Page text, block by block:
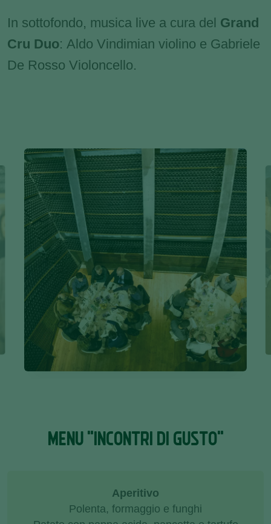
In sottofondo, musica live a cura del Grand
Cru Duo: Aldo Vindimian violino e Gabriele
De Rosso Violoncello.
MENU "INCONTRI DI GUSTO"
Aperitivo
Polenta, formaggio e funghi